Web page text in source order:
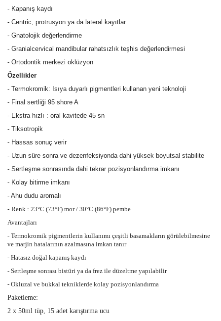
- Kapanış kaydı
- Centric, protrusyon ya da lateral kayıtlar
- Gnatolojik değerlendirme
- Granialcervical mandibular rahatsızlık teşhis değerlendirmesi
- Ortodontik merkezi oklüzyon
Özellikler
- Termokromik: Isıya duyarlı pigmentleri kullanan yeni teknoloji
- Final sertliği 95 shore A
- Ekstra hızlı : oral kavitede 45 sn
- Tiksotropik
- Hassas sonuç verir
- Uzun süre sonra ve dezenfeksiyonda dahi yüksek boyutsal stabilite
- Sertleşme sonrasında dahi tekrar pozisyonlandırma imkanı
- Kolay bitirme imkanı
- Ahu dudu aromalı
- Renk : 23°C (73°F) mor / 30°C (86°F) pembe
Avantajları
- Termokromik pigmentlerin kullanımı çeşitli basamakların görülebilmesine
ve marjin hatalarının azalmasına imkan tanır
- Hatasız doğal kapanış kaydı
- Sertleşme sonrası bistüri ya da frez ile düzeltme yapılabilir
- Okluzal ve bukkal tekniklerde kolay pozisyonlandırma
Paketleme:
2 x 50ml tüp, 15 adet karıştırma ucu